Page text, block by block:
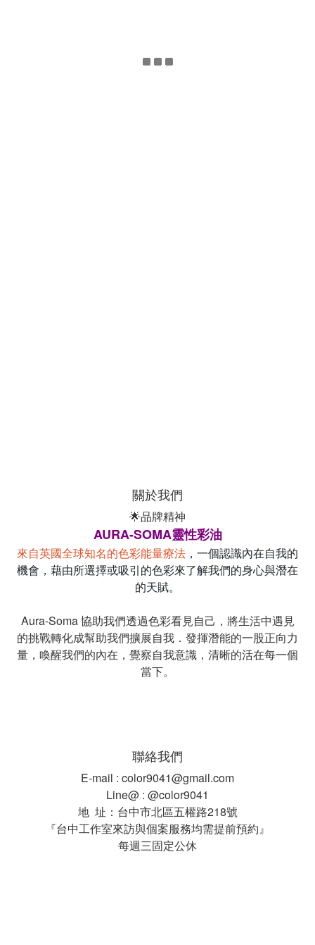
關於我們
🌟品牌精神
AURA-SOMA靈性彩油
來自英國全球知名的色彩能量療法 ，一個認識內在自我的
機會，藉由所選擇或吸引的色彩來了解我們的身心與潛在
的天賦。
Aura-Soma 協助我們透過色彩看見自己，將生活中遇見
的挑戰轉化成幫助我們擴展自我．發揮潛能的一股正向力
量，喚醒我們的內在，覺察自我意識，清晰的活在每一個
當下。
聯絡我們
E-mail : color9041@gmail.com
Line@ : @color9041
地 址：台中市北區五權路218號
『台中工作室來訪與個案服務均需提前預約』
每週三固定公休